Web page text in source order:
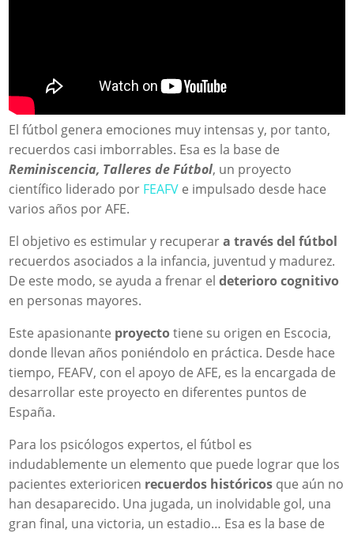
El fútbol genera emociones muy intensas y, por tanto,
recuerdos casi imborrables. Esa es la base de
Reminiscencia, Talleres de Fútbol, un proyecto
científico liderado por FEAFV e impulsado desde hace
varios años por AFE.
El objetivo es estimular y recuperara través del fútbol
recuerdos asociados a la infancia, juventud y madurez.
De este modo, se ayuda a frenar eldeterioro cognitivo
en personas mayores.
Este apasionante proyectotiene su origen en Escocia,
donde llevan años poniéndolo en práctica. Desde hace
tiempo, FEAFV, con el apoyo de AFE, es la encargada de
desarrollar este proyecto en diferentes puntos de
España.
Para los psicólogos expertos, el fútbol es
indudablemente un elemento que puede lograr que los
pacientes exterioricen recuerdos históricos que aún no
han desaparecido. Una jugada, un inolvidable gol, una
gran final, una victoria, un estadio… Esa es la base de